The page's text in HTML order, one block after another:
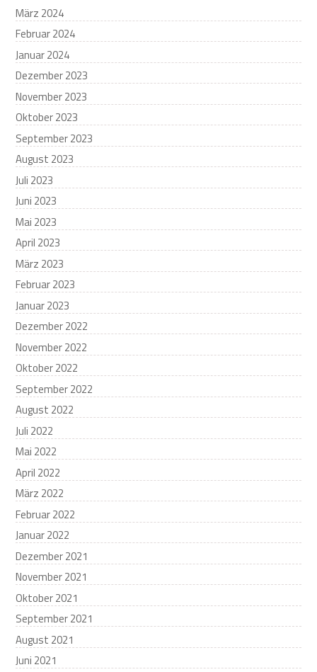
März 2024
Februar 2024
Januar 2024
Dezember 2023
November 2023
Oktober 2023
September 2023
August 2023
Juli 2023
Juni 2023
Mai 2023
April 2023
März 2023
Februar 2023
Januar 2023
Dezember 2022
November 2022
Oktober 2022
September 2022
August 2022
Juli 2022
Mai 2022
April 2022
März 2022
Februar 2022
Januar 2022
Dezember 2021
November 2021
Oktober 2021
September 2021
August 2021
Juni 2021